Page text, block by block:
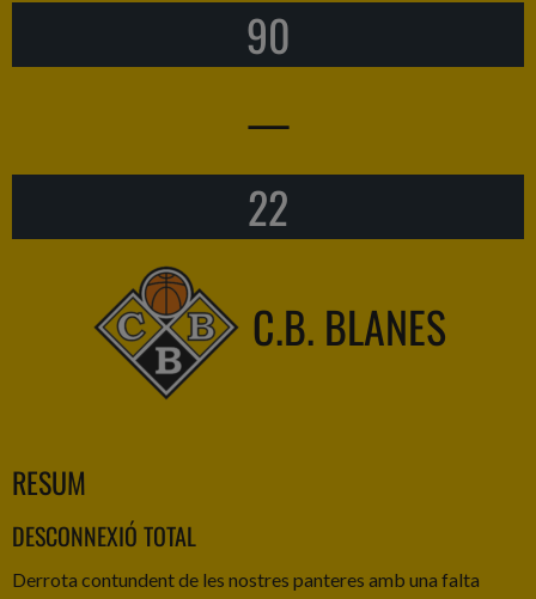
90
—
22
C.B. BLANES
RESUM
DESCONNEXIÓ TOTAL
Derrota contundent de les nostres panteres amb una falta